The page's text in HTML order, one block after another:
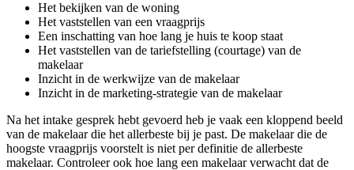
Het bekijken van de woning
Het vaststellen van een vraagprijs
Een inschatting van hoe lang je huis te koop staat
Het vaststellen van de tariefstelling (courtage) van de
makelaar
Inzicht in de werkwijze van de makelaar
Inzicht in de marketing-strategie van de makelaar
Na het intake gesprek hebt gevoerd heb je vaak een kloppend beeld
van de makelaar die het allerbeste bij je past. De makelaar die de
hoogste vraagprijs voorstelt is niet per definitie de allerbeste
makelaar. Controleer ook hoe lang een makelaar verwacht dat de